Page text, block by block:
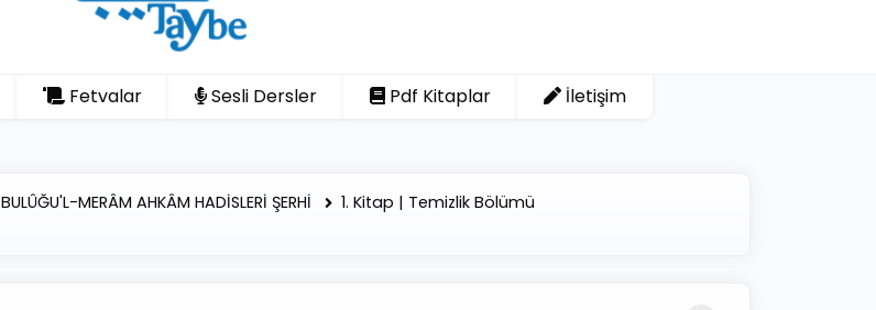
Fetvalar Sesli Dersler Pdf Kitaplar İletişim
BULÛĞU'L-MERÂM AHKÂM HADİSLERİ ŞERHİ
1. Kitap | Temizlik Bölümü